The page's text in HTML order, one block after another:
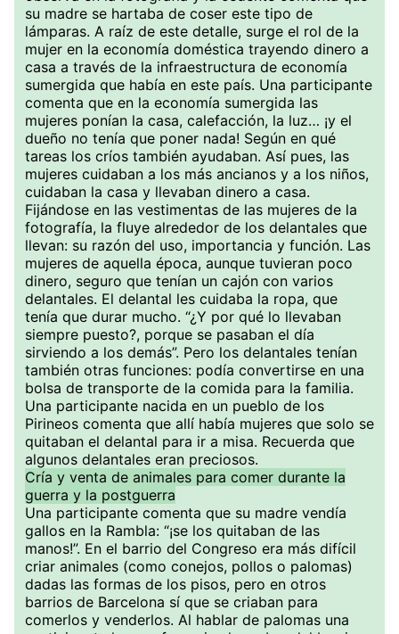
su madre se hartaba de coser este tipo de
lámparas. A raíz de este detalle, surge el rol de la
mujer en la economía doméstica trayendo dinero a
casa a través de la infraestructura de economía
sumergida que había en este país. Una participante
comenta que en la economía sumergida las
mujeres ponían la casa, calefacción, la luz… ¡y el
dueño no tenía que poner nada! Según en qué
tareas los críos también ayudaban. Así pues, las
mujeres cuidaban a los más ancianos y a los niños,
cuidaban la casa y llevaban dinero a casa.
Fijándose en las vestimentas de las mujeres de la
fotografía, la fluye alrededor de los delantales que
llevan: su razón del uso, importancia y función. Las
mujeres de aquella época, aunque tuvieran poco
dinero, seguro que tenían un cajón con varios
delantales. El delantal les cuidaba la ropa, que
tenía que durar mucho. “¿Y por qué lo llevaban
siempre puesto?, porque se pasaban el día
sirviendo a los demás”. Pero los delantales tenían
también otras funciones: podía convertirse en una
bolsa de transporte de la comida para la familia.
Una participante nacida en un pueblo de los
Pirineos comenta que allí había mujeres que solo se
quitaban el delantal para ir a misa. Recuerda que
algunos delantales eran preciosos.
Cría y venta de animales para comer durante la
guerra y la postguerra
Una participante comenta que su madre vendía
gallos en la Rambla: “¡se los quitaban de las
manos!”. En el barrio del Congreso era más difícil
criar animales (como conejos, pollos o palomas)
dadas las formas de los pisos, pero en otros
barrios de Barcelona sí que se criaban para
comerlos y venderlos. Al hablar de palomas una